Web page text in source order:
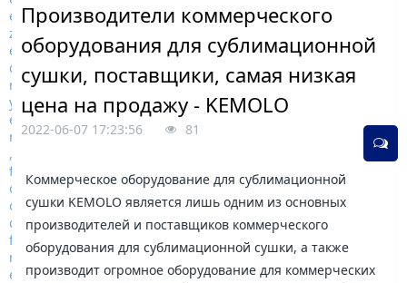
Производители коммерческого
оборудования для сублимационной
сушки, поставщики, самая низкая
цена на продажу - KEMOLO
2022-06-07 17:23:56 81
Коммерческое оборудование для сублимационной
сушки KEMOLO является лишь одним из основных
производителей и поставщиков коммерческого
оборудования для сублимационной сушки, а также
производит огромное оборудование для коммерческих